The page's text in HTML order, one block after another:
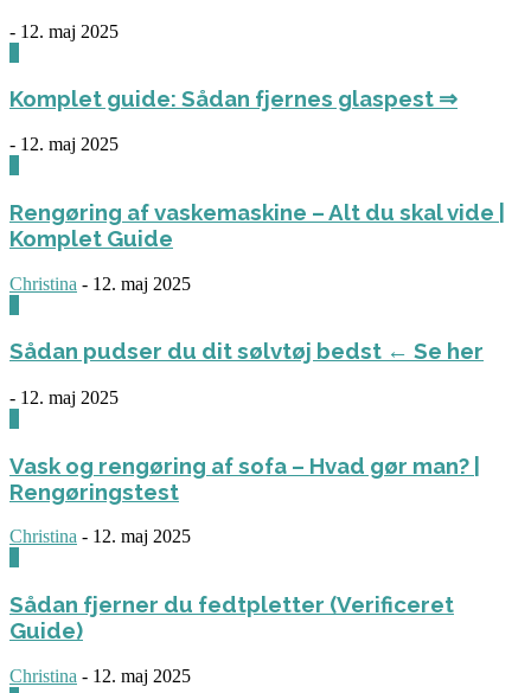
- 12. maj 2025
Komplet guide: Sådan fjernes glaspest ⇒
- 12. maj 2025
Rengøring af vaskemaskine – Alt du skal vide |
Komplet Guide
Christina - 12. maj 2025
Sådan pudser du dit sølvtøj bedst ← Se her
- 12. maj 2025
Vask og rengøring af sofa – Hvad gør man? |
Rengøringstest
Christina - 12. maj 2025
Sådan fjerner du fedtpletter (Verificeret
Guide)
Christina - 12. maj 2025